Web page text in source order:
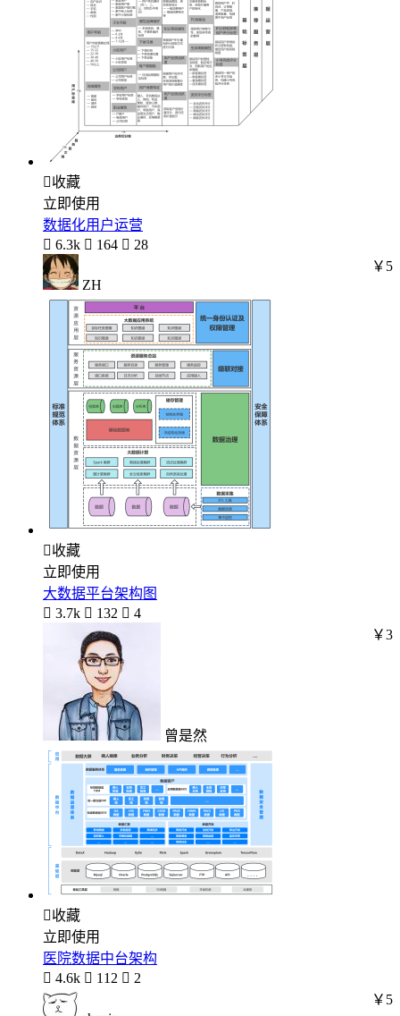
收藏
立即使用
数据化用户运营
 6.3k  164  28
ZH
￥5
收藏
立即使用
大数据平台架构图
 3.7k  132  4
曾是然
￥3
收藏
立即使用
医院数据中台架构
 4.6k  112  2
￥5